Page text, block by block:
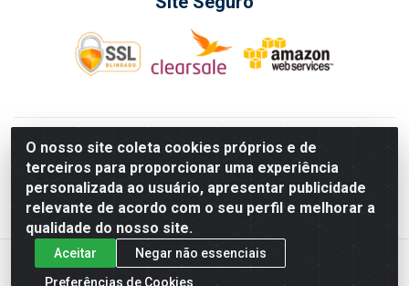
O nosso site coleta cookies próprios e de
terceiros para proporcionar uma experiência
personalizada ao usuário, apresentar publicidade
relevante de acordo com o seu perfil e melhorar a
qualidade do nosso site.
Aceitar
Negar não essenciais
Preferências de Cookies
KarneKeijo Logistica Integrada LTDA - Rod. Br-101 Sul, nº3700
- Barro, Recife/PE, 50900-400 CNPJ: 24.150.377/0001-95
Estados atendidos pela KarneKeijo: PE, PB e RN.